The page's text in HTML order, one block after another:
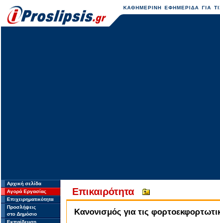
ΚΑΘΗΜΕΡΙΝΗ ΕΦΗΜΕΡΙΔΑ ΓΙΑ
Αρχική σελίδα
Αγορά Εργασίας
Επιχειρηματικότητα
Προσλήψεις
στο Δημόσιο
Εκπαίδευση
Επικαιρότητα
Κανονισμός για τις